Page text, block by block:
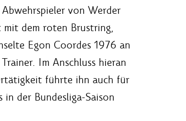
von Werder
mit dem roten Brustring,
Egon Coordes 1976 an
Im Anschluss hieran
führte ihn auch für
der Bundesliga-Saison